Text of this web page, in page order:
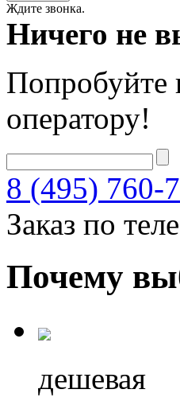
Ждите звонка.
Ничего не
Попробуйте
оператору!
8 (495) 760-
Заказ по
Почему
дешевая